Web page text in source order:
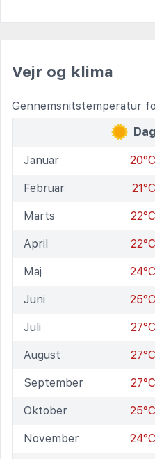
Vejr og klima
Gennemsnitstemperatur
Dag
Januar 20°C
Februar 21°C
Marts 22°C
April 22°C
Maj 24°C
Juni 25°C
Juli 27°C
August 27°C
September 27°C
Oktober 25°C
November 24°C